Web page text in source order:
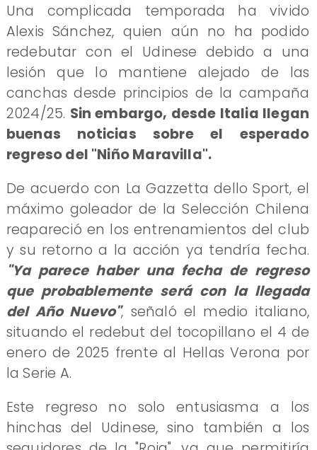
Una complicada temporada ha vivido
Alexis Sánchez, quien aún no ha podido
redebutar con el Udinese debido a una
lesión que lo mantiene alejado de las
canchas desde principios de la campaña
2024/25. Sin embargo, desde Italia llegan
buenas noticias sobre el esperado
regreso del "Niño Maravilla".
De acuerdo con La Gazzetta dello Sport, el
máximo goleador de la Selección Chilena
reapareció en los entrenamientos del club
y su retorno a la acción ya tendría fecha.
"Ya parece haber una fecha de regreso
que probablemente será con la llegada
del Año Nuevo", señaló el medio italiano,
situando el redebut del tocopillano el 4 de
enero de 2025 frente al Hellas Verona por
la Serie A.
Este regreso no solo entusiasma a los
hinchas del Udinese, sino también a los